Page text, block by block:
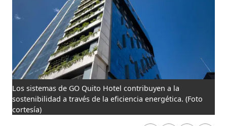
Los sistemas de GO Quito Hotel contribuyen a la
sostenibilidad a través de la eficiencia energética. (Foto
cortesía)